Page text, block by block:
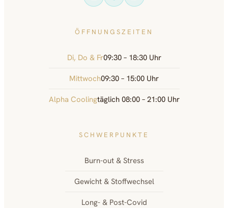
ÖFFNUNGSZEITEN
Di, Do & Fr09:30 – 18:30 Uhr
Mittwoch09:30 – 15:00 Uhr
Alpha Coolingtäglich 08:00 – 21:00 Uhr
SCHWERPUNKTE
Burn-out & Stress
Gewicht & Stoffwechsel
Long- & Post-Covid